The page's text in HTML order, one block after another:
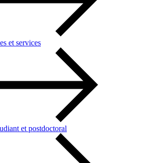
et services
et postdoctoral